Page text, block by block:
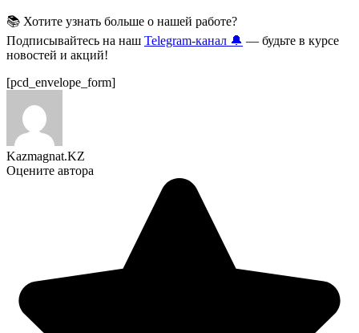
📚 Хотите узнать больше о нашей работе?
Подписывайтесь на наш Telegram-канал 🔔 — будьте в курсе
новостей и акций!
[pcd_envelope_form]
Kazmagnat.KZ
Оцените автора